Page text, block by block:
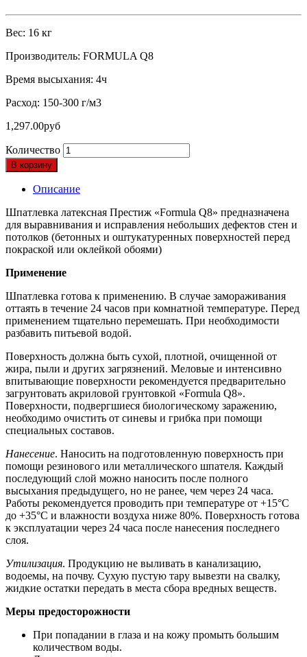
Вес: 16 кг
Производитель: FORMULA Q8
Время высыхания: 4ч
Расход: 150-300 г/м3
1,297.00руб
Количество
В корзину
Описание
Шпатлевка латексная Престиж «Formula Q8» предназначена
для выравнивания и исправления небольших дефектов стен и
потолков (бетонных и оштукатуренных поверхностей перед
покраской или оклейкой обоями)
Применение
Шпатлевка готова к применению. В случае замораживания
оттаять в течение 24 часов при комнатной температуре. Перед
применением тщательно перемешать. При необходимости
разбавить питьевой водой.
Поверхность должна быть сухой, плотной, очищенной от
жира, пыли и других загрязнений. Меловые и интенсивно
впитывающие поверхности рекомендуется предварительно
загрунтовать акриловой грунтовкой «Formula Q8».
Поверхности, подвергшиеся биологическому заражению,
необходимо очистить от синевы и грибка при помощи
специальных составов.
Нанесение. Наносить на подготовленную поверхность при
помощи резинового или металлического шпателя. Каждый
последующий слой можно наносить после полного
высыхания предыдущего, но не ранее, чем через 24 часа.
Работы рекомендуется проводить при температуре от +15°С
до +35°С и влажности воздуха ниже 80%. Поверхность готова
к эксплуатации через 24 часа после нанесения последнего
слоя.
Утилизация. Продукцию не выливать в канализацию,
водоемы, на почву. Сухую пустую тару вывезти на свалку,
жидкие остатки передать в места сбора вредных веществ.
Меры предосторожности
При попадании в глаза и на кожу промыть большим
количеством воды.